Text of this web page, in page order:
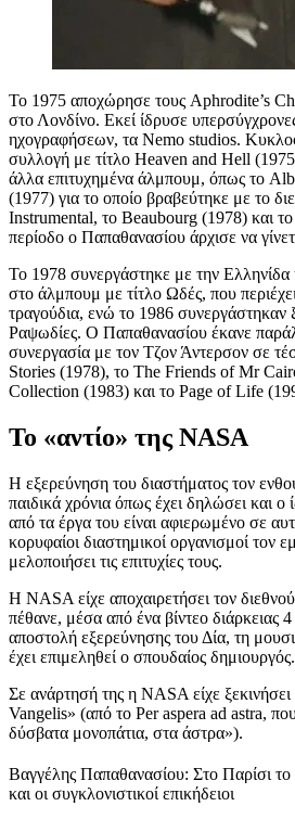
Το 1975 αποχώρησε τους Aphrodite’s
στο Λονδίνο. Εκεί ίδρυσε
ηχογραφήσεων, τα Nemo studios.
συλλογή με τίτλο Heaven and Hell
άλλα επιτυχημένα άλμπουμ, όπως το
(1977) για το οποίο βραβεύτηκε με το
Instrumental, το Beaubourg (1978) και
περίοδο ο Παπαθανασίου άρχισε να
Το 1978 συνεργάστηκε με την
στο άλμπουμ με τίτλο Ωδές, που
τραγούδια, ενώ το 1986 συνεργάστηκαν
Ραψωδίες. Ο Παπαθανασίου έκανε
συνεργασία με τον Τζον Άντερσον σε
Stories (1978), το The Friends of Mr
Collection (1983) και το Page of Life
Το «αντίο» της NASA
Η εξερεύνηση του διαστήματος τον
παιδικά χρόνια όπως έχει δηλώσει και
από τα έργα του είναι αφιερωμένο σε
κορυφαίοι διαστημικοί οργανισμοί τον
μελοποιήσει τις επιτυχίες τους.
Η NASA είχε αποχαιρετήσει τον
πέθανε, μέσα από ένα βίντεο διάρκειας
αποστολή εξερεύνησης του Δία, τη
έχει επιμεληθεί ο σπουδαίος δημιουργός.
Σε ανάρτησή της η NASA είχε
Vangelis» (από το Per aspera ad astra,
δύσβατα μονοπάτια, στα άστρα»).
Βαγγέλης Παπαθανασίου: Στο Παρίσι το
και οι συγκλονιστικοί επικήδειοι